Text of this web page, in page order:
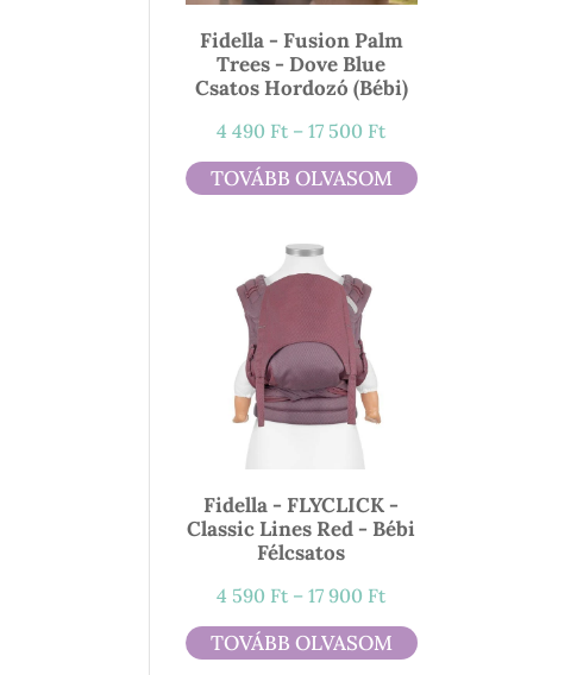
Fidella - Fusion Palm
Trees - Dove Blue
Csatos Hordozó (bébi)
4 490 Ft – 17 500 FtÁrtartomány:
4
490 Ft
TOVÁBB OLVASOM
Fidella - FLYCLICK -
Classic Lines Red - Bébi
Félcsatos
4 590 Ft – 17 900 FtÁrtartomány:
4
590 Ft
TOVÁBB OLVASOM